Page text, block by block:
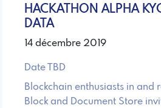
HACKATHON ALPHA
DATA
14 décembre 2019
Date TBD
Blockchain enthusiasts in and
Block and Document Store